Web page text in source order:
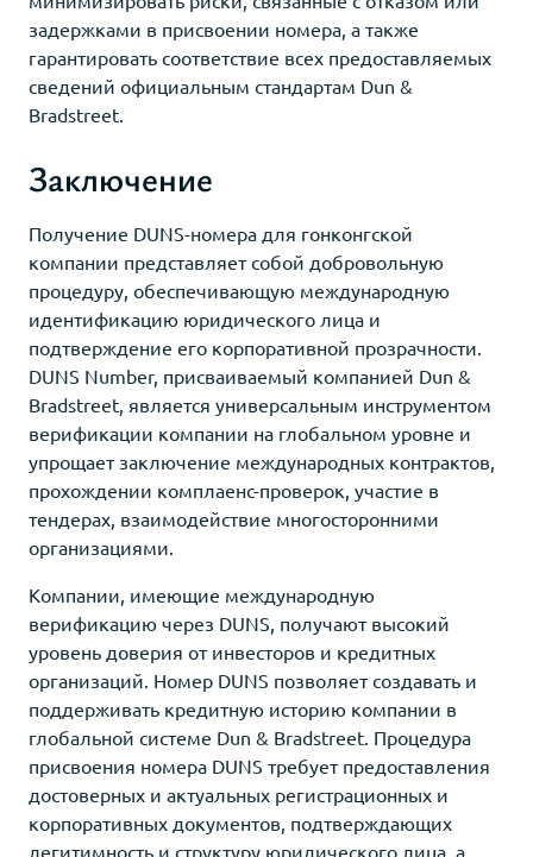
задержками в присвоении номера, а также
гарантировать соответствие всех предоставляемых
сведений официальным стандартам Dun &
Bradstreet.
Заключение
Получение DUNS-номера для гонконгской
компании представляет собой добровольную
процедуру, обеспечивающую международную
идентификацию юридического лица и
подтверждение его корпоративной прозрачности.
DUNS Number, присваиваемый компанией Dun &
Bradstreet, является универсальным инструментом
верификации компании на глобальном уровне и
упрощает заключение международных контрактов,
прохождении комплаенс-проверок, участие в
тендерах, взаимодействие многосторонними
организациями.
Компании, имеющие международную
верификацию через DUNS, получают высокий
уровень доверия от инвесторов и кредитных
организаций. Номер DUNS позволяет создавать и
поддерживать кредитную историю компании в
глобальной системе Dun & Bradstreet. Процедура
присвоения номера DUNS требует предоставления
достоверных и актуальных регистрационных и
корпоративных документов, подтверждающих
легитимность и структуру юридического лица, а